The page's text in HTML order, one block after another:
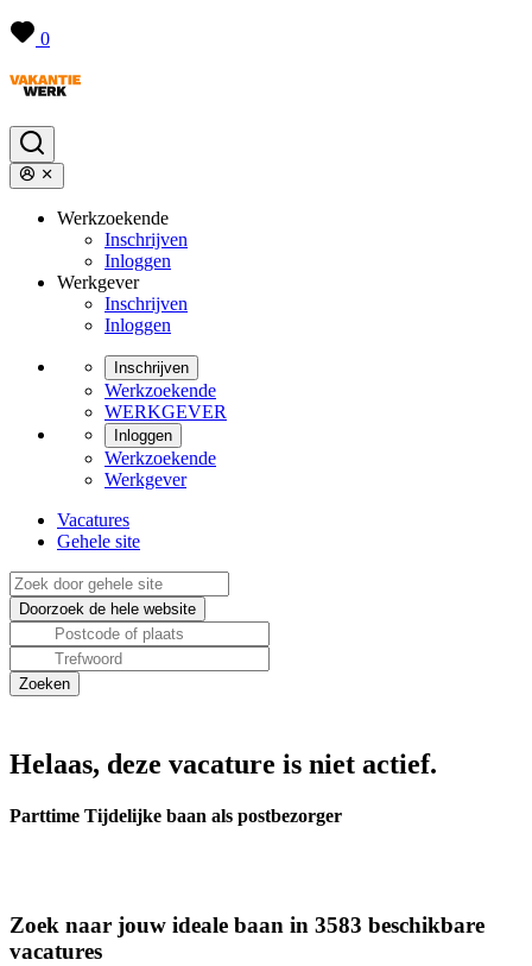
0
Werkzoekende
Inschrijven
Inloggen
Werkgever
Inschrijven
Inloggen
Inschrijven
Werkzoekende
WERKGEVER
Inloggen
Werkzoekende
Werkgever
Vacatures
Gehele site
Helaas, deze vacature is niet actief.
Parttime Tijdelijke baan als postbezorger
Zoek naar jouw ideale baan in 3583 beschikbare
vacatures